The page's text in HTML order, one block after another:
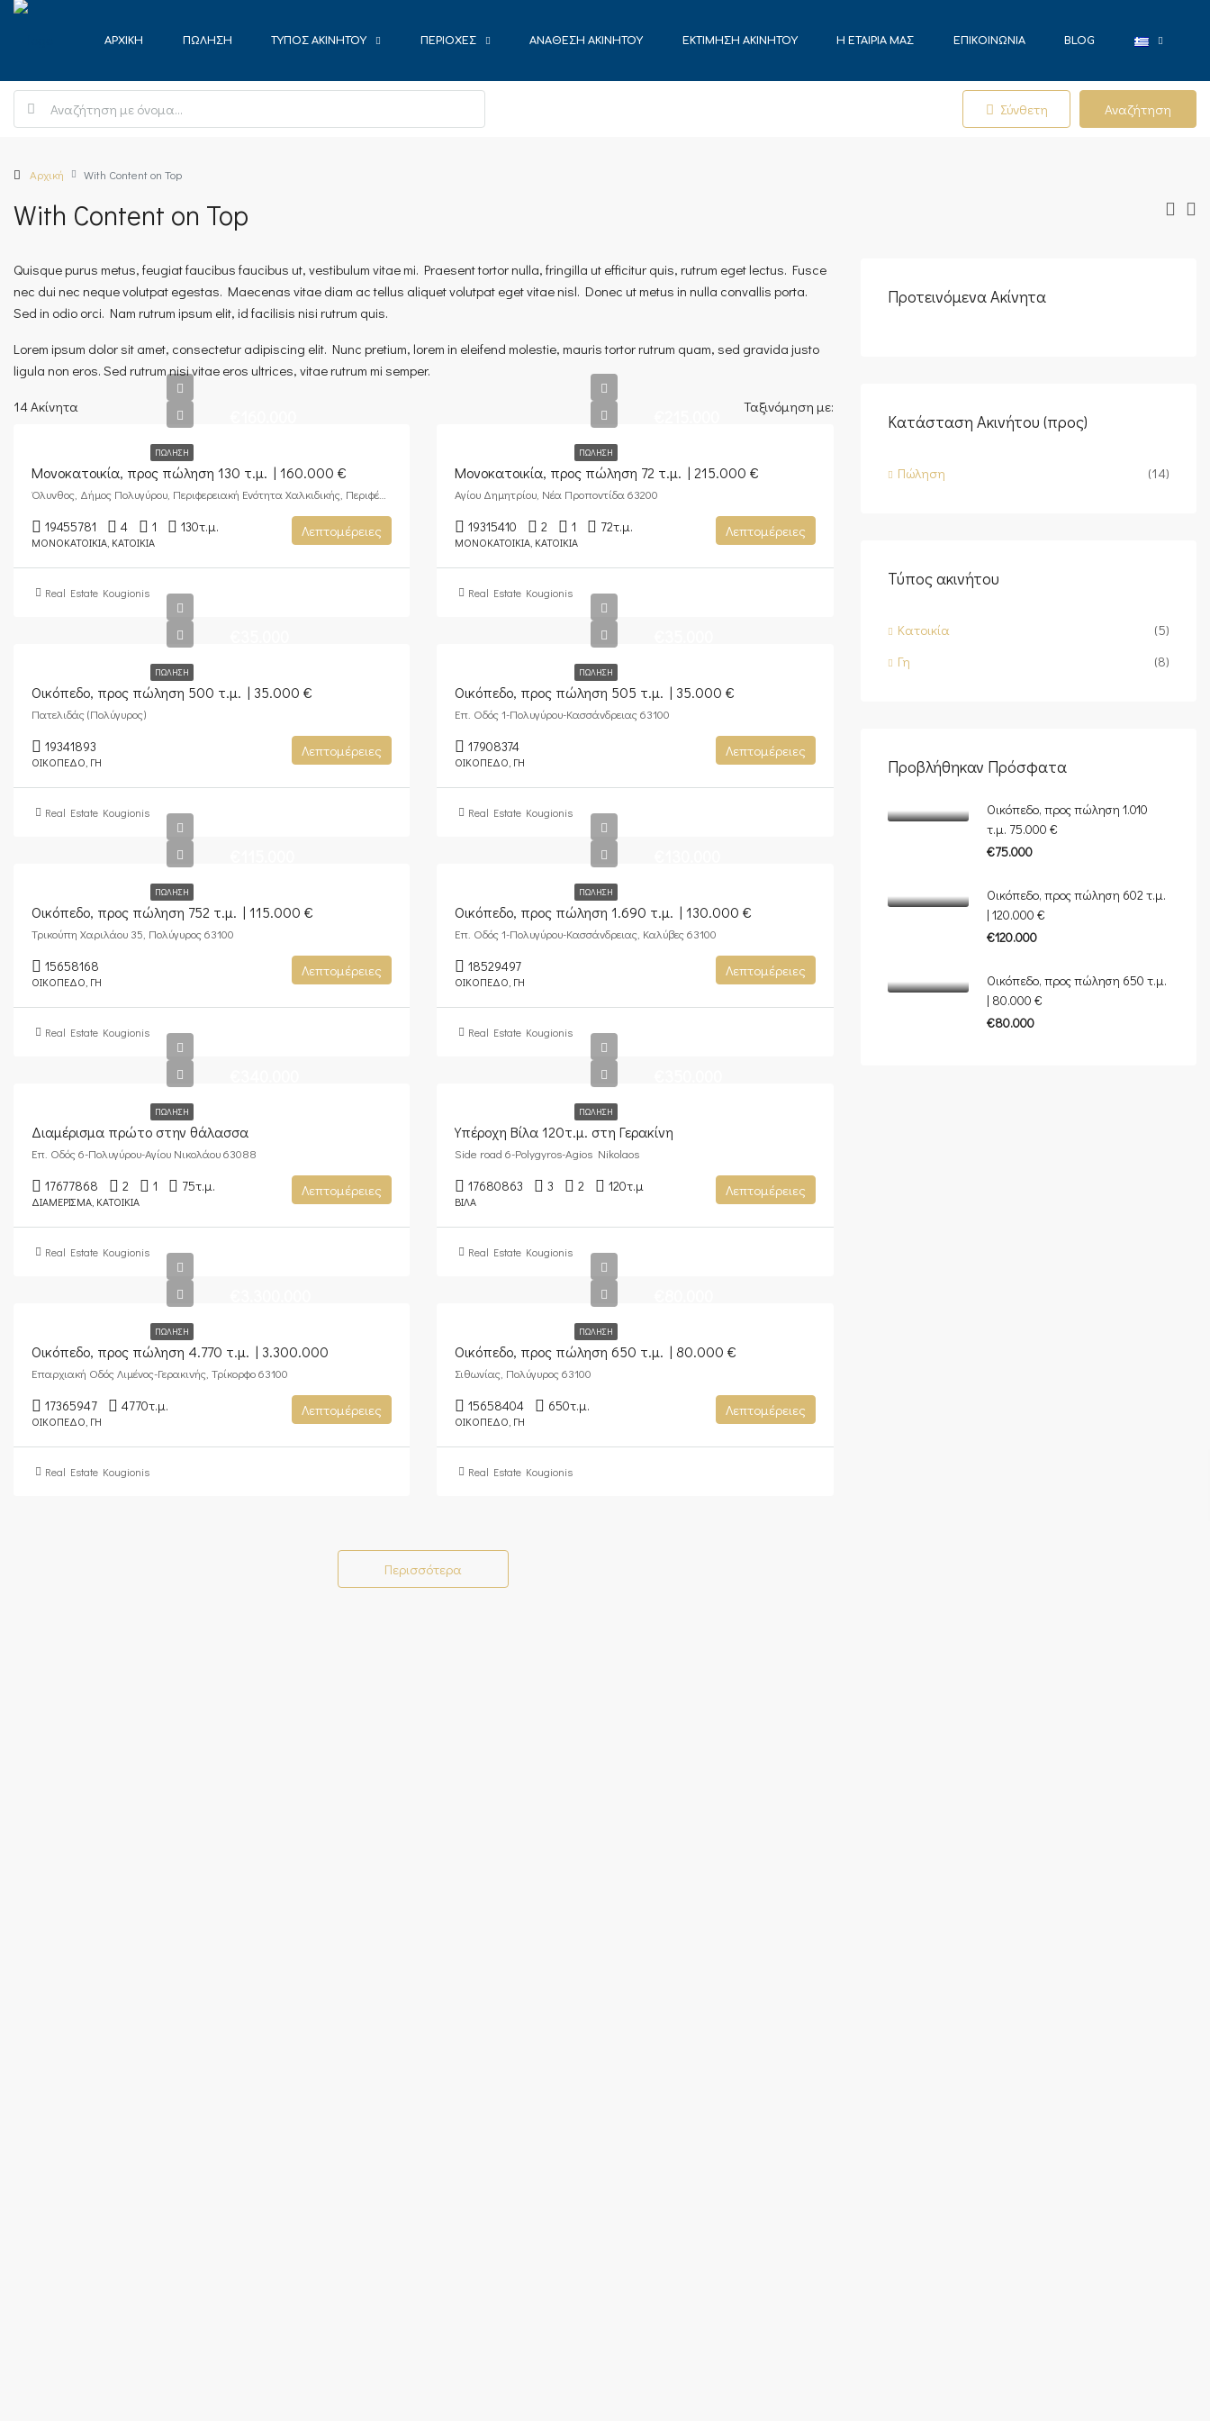
ΑΡΧΙΚΉ ΠΏΛΗΣΗ ΤΎΠΟΣ ΑΚΙΝΉΤΟΥ ΠΕΡΙΟΧΈΣ ΑΝΆΘΕΣΗ ΑΚΙΝΉΤΟΥ ΕΚΤΊΜΗΣΗ ΑΚΙΝΉΤΟΥ Η ΕΤΑΙΡΊΑ ΜΑΣ ΕΠΙΚΟΙΝΩΝΊΑ BLOG
Σύνθετη Αναζήτηση
Αρχική With Content on Top
With Content on Top
Quisque purus metus, feugiat faucibus faucibus ut, vestibulum vitae mi. Praesent tortor nulla, fringilla ut efficitur quis, rutrum eget lectus. Fusce
nec dui nec neque volutpat egestas. Maecenas vitae diam ac tellus aliquet volutpat eget vitae nisl. Donec ut metus in nulla convallis porta.
Sed in odio orci. Nam rutrum ipsum elit, id facilisis nisi rutrum quis.
Lorem ipsum dolor sit amet, consectetur adipiscing elit. Nunc pretium, lorem in eleifend molestie, mauris tortor rutrum quam, sed gravida justo
ligula non eros. Sed rutrum nisi vitae eros ultrices, vitae rutrum mi semper.
14 Ακίνητα
Ταξινόμηση με:
ΠΏΛΗΣΗ
Μονοκατοικία, προς πώληση 130 τ.μ. | 160.000 €
19455781 4 1 130τ.μ.
ΜΟΝΟΚΑΤΟΙΚΊΑ, ΚΑΤΟΙΚΊΑ
Λεπτομέρειες
Real Estate Kougionis
ΠΏΛΗΣΗ
Μονοκατοικία, προς πώληση 72 τ.μ. | 215.000 €
Αγίου Δημητρίου, Νέα Προποντίδα 63200
19315410 2 1 72τ.μ.
ΜΟΝΟΚΑΤΟΙΚΊΑ, ΚΑΤΟΙΚΊΑ
Λεπτομέρειες
Real Estate Kougionis
ΠΏΛΗΣΗ
Οικόπεδο, προς πώληση 500 τ.μ. | 35.000 €
Πατελιδάς (Πολύγυρος)
19341893
ΟΙΚΌΠΕΔΟ, ΓΗ
Λεπτομέρειες
Real Estate Kougionis
ΠΏΛΗΣΗ
Οικόπεδο, προς πώληση 505 τ.μ. | 35.000 €
Επ. Οδός 1-Πολυγύρου-Κασσάνδρειας 63100
17908374
ΟΙΚΌΠΕΔΟ, ΓΗ
Λεπτομέρειες
Real Estate Kougionis
ΠΏΛΗΣΗ
Οικόπεδο, προς πώληση 752 τ.μ. | 115.000 €
Τρικούπη Χαριλάου 35, Πολύγυρος 63100
15658168
ΟΙΚΌΠΕΔΟ, ΓΗ
Λεπτομέρειες
Real Estate Kougionis
ΠΏΛΗΣΗ
Οικόπεδο, προς πώληση 1.690 τ.μ. | 130.000 €
Επ. Οδός 1-Πολυγύρου-Κασσάνδρειας, Καλύβες 63100
18529497
ΟΙΚΌΠΕΔΟ, ΓΗ
Λεπτομέρειες
Real Estate Kougionis
ΠΏΛΗΣΗ
Διαμέρισμα πρώτο στην θάλασσα
Επ. Οδός 6-Πολυγύρου-Αγίου Νικολάου 63088
17677868 2 1 75τ.μ.
ΔΙΑΜΈΡΙΣΜΑ, ΚΑΤΟΙΚΊΑ
Λεπτομέρειες
Real Estate Kougionis
ΠΏΛΗΣΗ
Υπέροχη Βίλα 120τ.μ. στη Γερακίνη
Side road 6-Polygyros-Agios Nikolaos
17680863 3 2 120τ.μ
ΒΊΛΑ
Λεπτομέρειες
Real Estate Kougionis
ΠΏΛΗΣΗ
Οικόπεδο, προς πώληση 4.770 τ.μ. | 3.300.000
Επαρχιακή Οδός Λιμένος-Γερακινής, Τρίκορφο 63100
17365947 4770τ.μ.
ΟΙΚΌΠΕΔΟ, ΓΗ
Λεπτομέρειες
Real Estate Kougionis
ΠΏΛΗΣΗ
Οικόπεδο, προς πώληση 650 τ.μ. | 80.000 €
Σιθωνίας, Πολύγυρος 63100
15658404 650τ.μ.
ΟΙΚΌΠΕΔΟ, ΓΗ
Λεπτομέρειες
Real Estate Kougionis
Περισσότερα
Προτεινόμενα Ακίνητα
Κατάσταση Ακινήτου (προς)
Πώληση (14)
Τύπος ακινήτου
Κατοικία
(5)
Γη
(8)
Προβλήθηκαν Πρόσφατα
Οικόπεδο, προς πώληση 1.010
τ.μ. 75.000 €
€75.000
Οικόπεδο, προς πώληση 602 τ.μ.
| 120.000 €
€120.000
Οικόπεδο, προς πώληση 650 τ.μ.
| 80.000 €
€80.000